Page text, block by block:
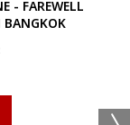
- FAREWELL